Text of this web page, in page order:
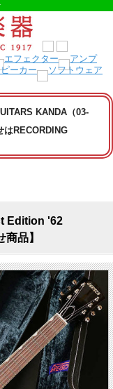
KANDA（03-
はRECORDING
Edition '62
品】